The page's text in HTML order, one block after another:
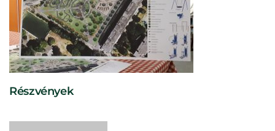
Részvények